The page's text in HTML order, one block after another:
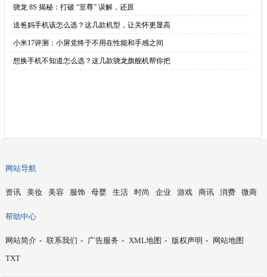
·骁龙 8S 揭秘：打破 “至尊” 误解，还原
·送爸妈手机该怎么选？这几款机型，让关怀更显高
·小米17评测：小屏党终于不用在性能和手感之间
·想换手机不知道怎么选？这几款骁龙旗舰机帮你把
网站导航
资讯 美妆 美容 服饰 母婴 生活 时尚 企业 游戏 商讯 消费 微商
帮助中心
网站简介 - 联系我们 - 广告服务 - XML地图 - 版权声明 -
网站地图
TXT